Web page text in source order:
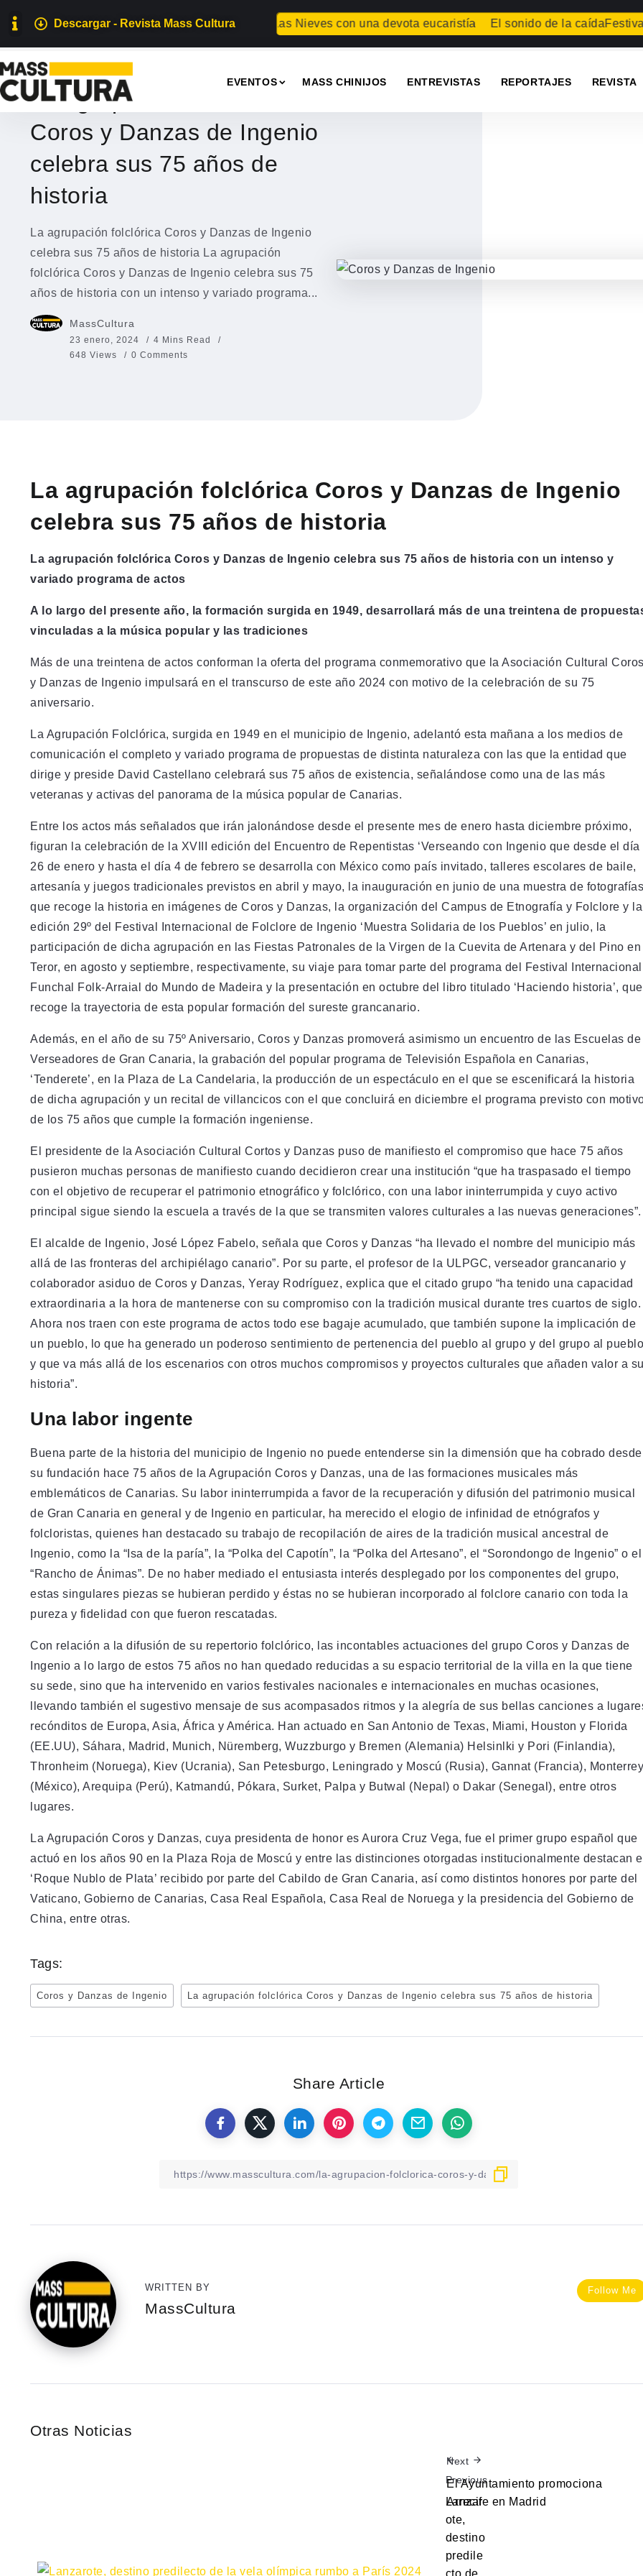
Descargar - Revista Mass Cultura
2026Teguise honra a Nuestra Señora de Las Nieves con una devota eucaristía El sonido de la caídaFestival de
EVENTOS MASS CHINIJOS ENTREVISTAS REPORTAJES REVISTA
GRAN CANARIA
La agrupación folclórica
Coros y Danzas de Ingenio
celebra sus 75 años de
historia
La agrupación folclórica Coros y Danzas de Ingenio
celebra sus 75 años de historia La agrupación
folclórica Coros y Danzas de Ingenio celebra sus 75
años de historia con un intenso y variado programa...
MassCultura
23 enero, 2024
4 Mins Read
648 Views
0 Comments
La agrupación folclórica Coros y Danzas de Ingenio
celebra sus 75 años de historia
La agrupación folclórica Coros y Danzas de Ingenio celebra sus 75 años de historia con un intenso y
variado programa de actos
A lo largo del presente año, la formación surgida en 1949, desarrollará más de una treintena de
vinculadas a la música popular y las tradiciones
Más de una treintena de actos conforman la oferta del programa conmemorativo que la Asociación Cultural
y Danzas de Ingenio impulsará en el transcurso de este año 2024 con motivo de la celebración de su 75
aniversario.
La Agrupación Folclórica, surgida en 1949 en el municipio de Ingenio, adelantó esta mañana a los medios de
comunicación el completo y variado programa de propuestas de distinta naturaleza con las que la entidad que
dirige y preside David Castellano celebrará sus 75 años de existencia, señalándose como una de las más
veteranas y activas del panorama de la música popular de Canarias.
Entre los actos más señalados que irán jalonándose desde el presente mes de enero hasta diciembre próximo,
figuran la celebración de la XVIII edición del Encuentro de Repentistas ‘Verseando con Ingenio que desde el día
26 de enero y hasta el día 4 de febrero se desarrolla con México como país invitado, talleres escolares de baile,
artesanía y juegos tradicionales previstos en abril y mayo, la inauguración en junio de una muestra de fotografías
que recoge la historia en imágenes de Coros y Danzas, la organización del Campus de Etnografía y Folclore y la
edición 29º del Festival Internacional de Folclore de Ingenio ‘Muestra Solidaria de los Pueblos’ en julio, la
participación de dicha agrupación en las Fiestas Patronales de la Virgen de la Cuevita de Artenara y del Pino en
Teror, en agosto y septiembre, respectivamente, su viaje para tomar parte del programa del Festival Internacional
Funchal Folk-Arraial do Mundo de Madeira y la presentación en octubre del libro titulado ‘Haciendo historia’, que
recoge la trayectoria de esta popular formación del sureste grancanario.
Además, en el año de su 75º Aniversario, Coros y Danzas promoverá asimismo un encuentro de las Escuelas de
Verseadores de Gran Canaria, la grabación del popular programa de Televisión Española en Canarias,
‘Tenderete’, en la Plaza de La Candelaria, la producción de un espectáculo en el que se escenificará la historia
de dicha agrupación y un recital de villancicos con el que concluirá en diciembre el programa previsto con
de los 75 años que cumple la formación ingeniense.
El presidente de la Asociación Cultural Cortos y Danzas puso de manifiesto el compromiso que hace 75 años
pusieron muchas personas de manifiesto cuando decidieron crear una institución “que ha traspasado el tiempo
con el objetivo de recuperar el patrimonio etnográfico y folclórico, con una labor ininterrumpida y cuyo activo
principal sigue siendo la escuela a través de la que se transmiten valores culturales a las nuevas generaciones”.
El alcalde de Ingenio, José López Fabelo, señala que Coros y Danzas “ha llevado el nombre del municipio más
allá de las fronteras del archipiélago canario”. Por su parte, el profesor de la ULPGC, verseador grancanario y
colaborador asiduo de Coros y Danzas, Yeray Rodríguez, explica que el citado grupo “ha tenido una capacidad
extraordinaria a la hora de mantenerse con su compromiso con la tradición musical durante tres cuartos de siglo.
Ahora nos traen con este programa de actos todo ese bagaje acumulado, que también supone la implicación de
un pueblo, lo que ha generado un poderoso sentimiento de pertenencia del pueblo al grupo y del grupo al pueblo
y que va más allá de los escenarios con otros muchos compromisos y proyectos culturales que añaden valor a
historia”.
Una labor ingente
Buena parte de la historia del municipio de Ingenio no puede entenderse sin la dimensión que ha cobrado desde
su fundación hace 75 años de la Agrupación Coros y Danzas, una de las formaciones musicales más
emblemáticos de Canarias. Su labor ininterrumpida a favor de la recuperación y difusión del patrimonio musical
de Gran Canaria en general y de Ingenio en particular, ha merecido el elogio de infinidad de etnógrafos y
folcloristas, quienes han destacado su trabajo de recopilación de aires de la tradición musical ancestral de
Ingenio, como la “Isa de la paría”, la “Polka del Capotín”, la “Polka del Artesano”, el “Sorondongo de Ingenio” o el
“Rancho de Ánimas”. De no haber mediado el entusiasta interés desplegado por los componentes del grupo,
estas singulares piezas se hubieran perdido y éstas no se hubieran incorporado al folclore canario con toda la
pureza y fidelidad con que fueron rescatadas.
Con relación a la difusión de su repertorio folclórico, las incontables actuaciones del grupo Coros y Danzas de
Ingenio a lo largo de estos 75 años no han quedado reducidas a su espacio territorial de la villa en la que tiene
su sede, sino que ha intervenido en varios festivales nacionales e internacionales en muchas ocasiones,
llevando también el sugestivo mensaje de sus acompasados ritmos y la alegría de sus bellas canciones a
recónditos de Europa, Asia, África y América. Han actuado en San Antonio de Texas, Miami, Houston y Florida
(EE.UU), Sáhara, Madrid, Munich, Nüremberg, Wuzzburgo y Bremen (Alemania) Helsinlki y Pori (Finlandia),
Thronheim (Noruega), Kiev (Ucrania), San Petesburgo, Leningrado y Moscú (Rusia), Gannat (Francia), Monterrey
(México), Arequipa (Perú), Katmandú, Pókara, Surket, Palpa y Butwal (Nepal) o Dakar (Senegal), entre otros
lugares.
La Agrupación Coros y Danzas, cuya presidenta de honor es Aurora Cruz Vega, fue el primer grupo español que
actuó en los años 90 en la Plaza Roja de Moscú y entre las distinciones otorgadas institucionalmente destacan
‘Roque Nublo de Plata’ recibido por parte del Cabildo de Gran Canaria, así como distintos honores por parte del
Vaticano, Gobierno de Canarias, Casa Real Española, Casa Real de Noruega y la presidencia del Gobierno de
China, entre otras.
Tags:
Coros y Danzas de Ingenio La agrupación folclórica Coros y Danzas de Ingenio celebra sus 75 años de historia
Share Article
Follow Me
WRITTEN BY
MassCultura
Otras Noticias
Previous
Lanzar
ote,
destino
predile
cto de
Next
El Ayuntamiento promociona
Arrecife en Madrid